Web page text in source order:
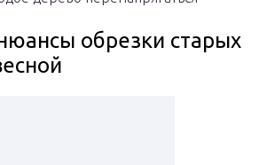
обрезки старых